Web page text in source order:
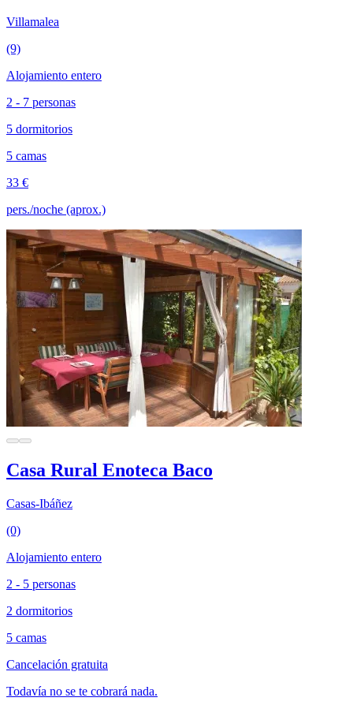
Villamalea
(9)
Alojamiento entero
2 - 7 personas
5 dormitorios
5 camas
33 €
pers./noche (aprox.)
Casa Rural Enoteca Baco
Casas-Ibáñez
(0)
Alojamiento entero
2 - 5 personas
2 dormitorios
5 camas
Cancelación gratuita
Todavía no se te cobrará nada.